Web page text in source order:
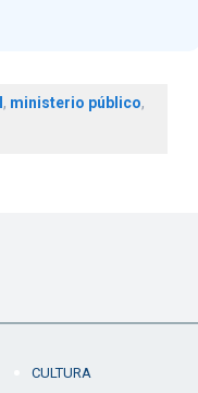
, ministerio público,
CULTURA